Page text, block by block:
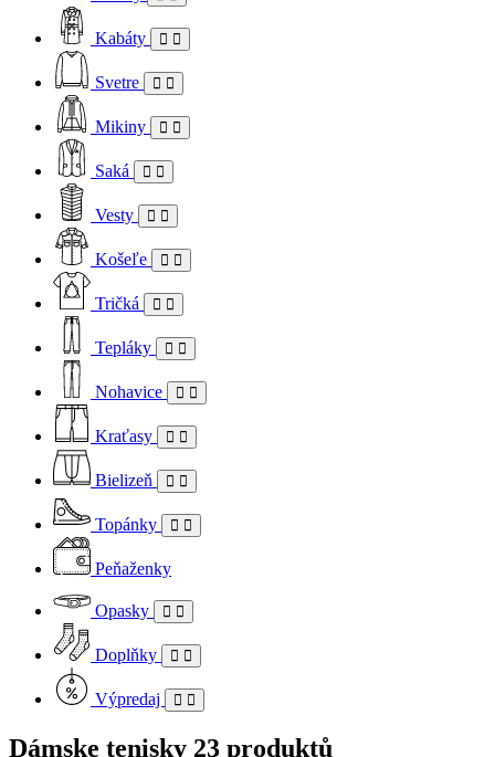
Kabáty
Svetre
Mikiny
Saká
Vesty
Košeľe
Tričká
Tepláky
Nohavice
Kraťasy
Bielizeň
Topánky
Peňaženky
Opasky
Doplňky
Výpredaj
Dámske tenisky 23 produktů